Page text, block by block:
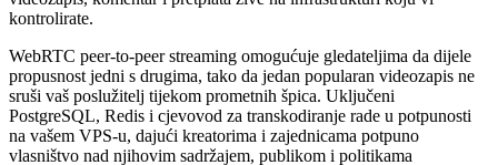
kontrolirate.
WebRTC peer-to-peer streaming omogućuje gledateljima da dijele
propusnost jedni s drugima, tako da jedan popularan videozapis ne
sruši vaš poslužitelj tijekom prometnih špica. Uključeni
PostgreSQL, Redis i cjevovod za transkodiranje rade u potpunosti
na vašem VPS-u, dajući kreatorima i zajednicama potpuno
vlasništvo nad njihovim sadržajem, publikom i politikama